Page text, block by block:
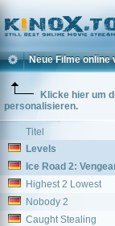
Home
Neue Filme online
Klicke hier um
personalisieren.
Titel
Levels
Ice Road 2:
Highest 2 Lowest
Nobody 2
Caught Stealing